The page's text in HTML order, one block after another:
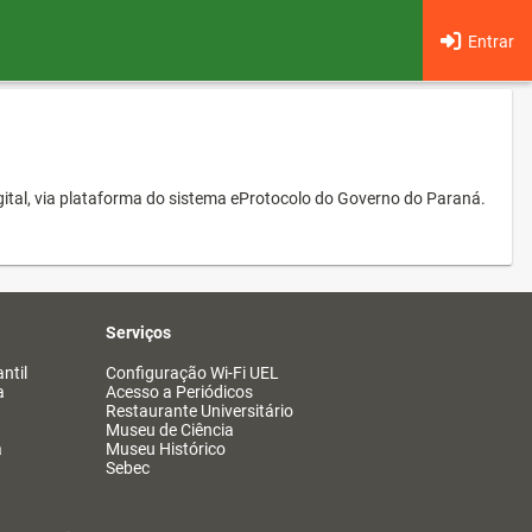
Entrar
via plataforma do sistema eProtocolo do Governo do Paraná.
Serviços
Configuração Wi-Fi UEL
Acesso a Periódicos
Restaurante Universitário
Museu de Ciência
Museu Histórico
Sebec